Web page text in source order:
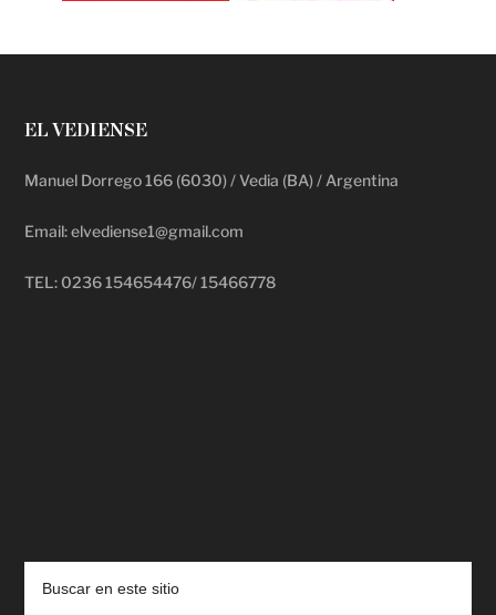
EL VEDIENSE
Manuel Dorrego 166 (6030) / Vedia (BA) / Argentina
Email: elvediense1@gmail.com
TEL: 0236 154654476/ 15466778